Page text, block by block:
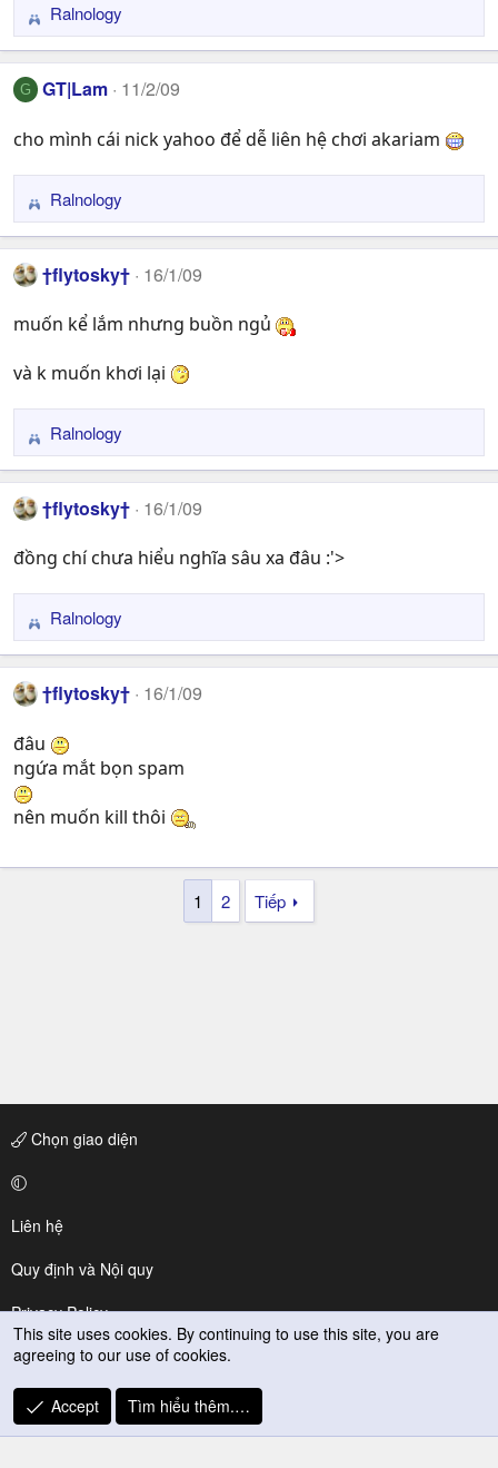
R
e
a
c
i
s
:
Ralnology
G GT|Lam 11/2/09
cho mình cái nick yahoo để dễ liên hệ chơi akariam
R
e
a
c
i
n
Ralnology
†flytosky† 16/1/09
muốn kể lắm nhưng buồn ngủ
và k muốn khơi lại
R
e
a
c
i
s
:
Ralnology
†flytosky† 16/1/09
đồng chí chưa hiểu nghĩa sâu xa đâu :'>
R
e
a
c
i
o
n
s
Ralnology
†flytosky† 16/1/09
đâu
ngứa mắt bọn spam
nên muốn kill thôi
1 2 Tiếp
Chọn giao diện
Liên hệ
Quy định và Nội quy
Privacy Policy
Trợ giúp
R
S
This site uses cookies. By continuing to use this site, you are
agreeing to our use of cookies.
Accept Tìm hiểu thêm.…